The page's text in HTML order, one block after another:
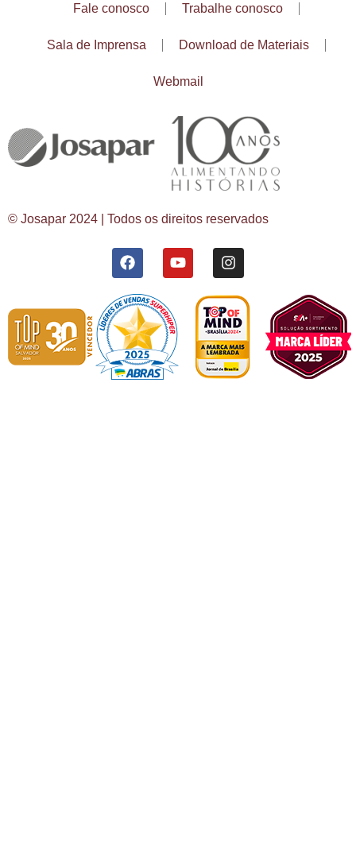
Fale conosco Trabalhe conosco
Sala de Imprensa Download de Materiais
Webmail
© Josapar 2024 | Todos os direitos reservados